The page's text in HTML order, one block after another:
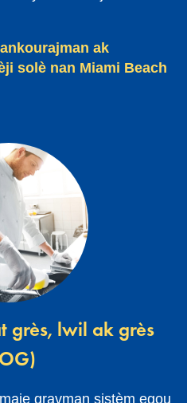
ak
solè nan Miami Beach
grès, lwil ak grès
gravman sistèm egou